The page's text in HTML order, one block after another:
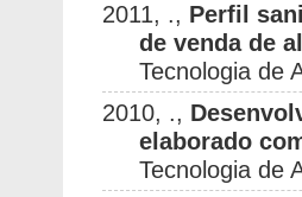
2011, ., Perfil
de venda de
Tecnologia de
2010, .,
elaborado
Tecnologia de